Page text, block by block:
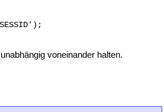
voneinander halten.